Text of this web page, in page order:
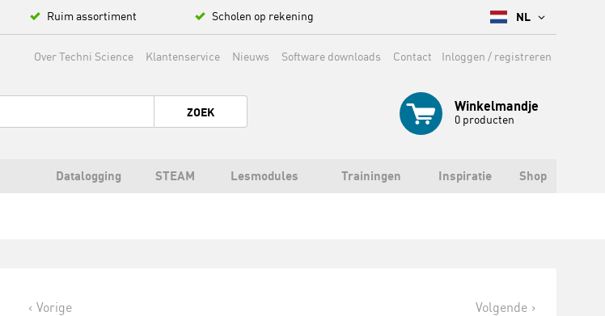
Ruim assortiment Scholen op rekening NL
Inloggen / registreren
Over Techni Science Klantenservice Nieuws Software downloads Contact
Winkelmandje
0 producten
ZOEK
Datalogging STEAM Lesmodules Trainingen Inspiratie Shop
Vorige Volgende